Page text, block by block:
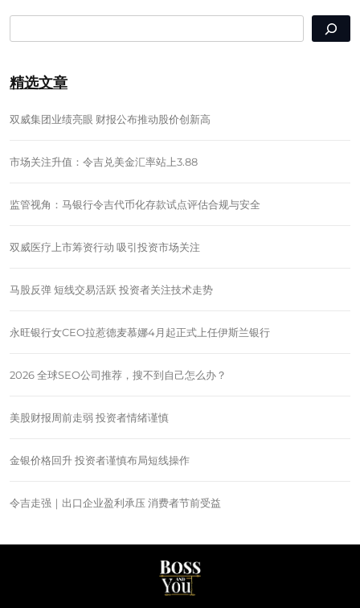
精选文章
双威集团业绩亮眼 财报公布推动股价创新高
市场关注升值：令吉兑美金汇率站上3.88
监管视角：马银行令吉代币化存款试点评估合规与安全
双威医疗上市筹资行动 吸引投资市场关注
马股反弹 短线交易活跃 投资者关注技术走势
永旺银行女CEO拉惹德麦慕娜4月起正式上任伊斯兰银行
2026 全球SEO公司推荐，搜不到自己怎么办？
美股财报周前走弱 投资者情绪谨慎
金银价格回升 投资者谨慎布局短线操作
令吉走强｜出口企业盈利承压 消费者节前受益